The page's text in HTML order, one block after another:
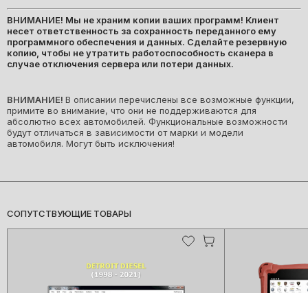
ВНИМАНИЕ! Мы не храним копии ваших программ! Клиент
несет ответственность за сохранность переданного ему
программного обеспечения и данных. Сделайте резервную
копию, чтобы не утратить работоспособность сканера в
случае отключения сервера или потери данных.
ВНИМАНИЕ! В описании перечислены все возможные функции,
примите во внимание, что они не поддерживаются для
абсолютно всех автомобилей. Функциональные возможности
будут отличаться в зависимости от марки и модели
автомобиля. Могут быть исключения!
СОПУТСТВУЮЩИЕ ТОВАРЫ